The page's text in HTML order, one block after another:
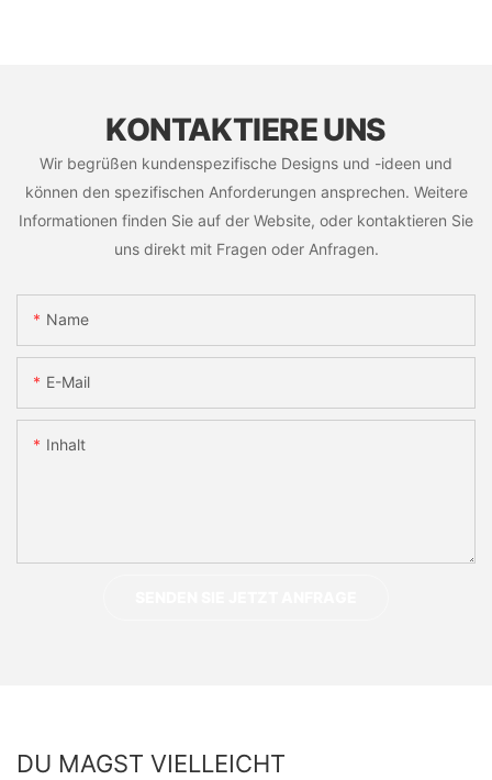
KONTAKTIERE UNS
Wir begrüßen kundenspezifische Designs und -ideen und
können den spezifischen Anforderungen ansprechen. Weitere
Informationen finden Sie auf der Website, oder kontaktieren Sie
uns direkt mit Fragen oder Anfragen.
Name
E-Mail
Inhalt
DU MAGST VIELLEICHT